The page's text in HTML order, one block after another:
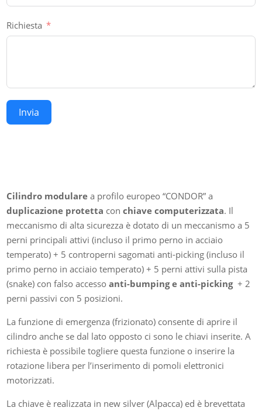
Richiesta
Invia
Cilindro modulare a profilo europeo “CONDOR” a
duplicazione protetta conchiave computerizzata. Il
meccanismo di alta sicurezza è dotato di un meccanismo a 5
perni principali attivi (incluso il primo perno in acciaio
temperato) + 5 controperni sagomati anti-picking (incluso il
primo perno in acciaio temperato) + 5 perni attivi sulla pista
(snake) con falso accessoanti-bumping e anti-picking+ 2
perni passivi con 5 posizioni.
La funzione di emergenza (frizionato) consente di aprire il
cilindro anche se dal lato opposto ci sono le chiavi inserite. A
richiesta è possibile togliere questa funzione o inserire la
rotazione libera per l’inserimento di pomoli elettronici
motorizzati.
La chiave è realizzata in new silver (Alpacca) ed è brevettata